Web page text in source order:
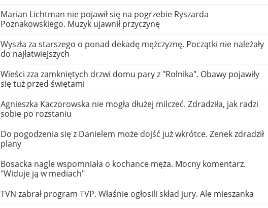
Marian Lichtman nie pojawił się na pogrzebie Ryszarda
Poznakowskiego. Muzyk ujawnił przyczynę
Wyszła za starszego o ponad dekadę mężczyznę. Początki nie należały
do najłatwiejszych
Wieści zza zamkniętych drzwi domu pary z "Rolnika". Obawy pojawiły
się tuż przed świętami
Agnieszka Kaczorowska nie mogła dłużej milczeć. Zdradziła, jak radzi
sobie po rozstaniu
Do pogodzenia się z Danielem może dojść już wkrótce. Zenek zdradził
plany
Bosacka nagle wspomniała o kochance męża. Mocny komentarz.
"Widuje ją w mediach"
TVN zabrał program TVP. Właśnie ogłosili skład jury. Ale mieszanka